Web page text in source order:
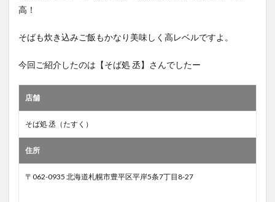
高！
そばも炊き込みご飯もかなり美味しく高レベルですよ。
今回ご紹介したのは【そば処 丞】さんでしたー
店舗
そば処 丞（たすく）
住所
〒062-0935 北海道札幌市豊平区平岸5条7丁目8-27